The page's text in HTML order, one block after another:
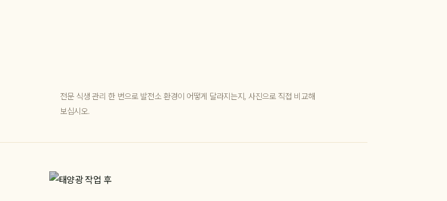
전문 식생 관리 한 번으로 발전소 환경이 어떻게 달라지는지, 사진으로 직접 비교해
보십시오.